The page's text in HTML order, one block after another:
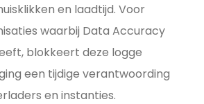
en laadtijd. Voor
waarbij Data Accuracy
blokkeert deze logge
een tijdige verantwoording
en instanties.